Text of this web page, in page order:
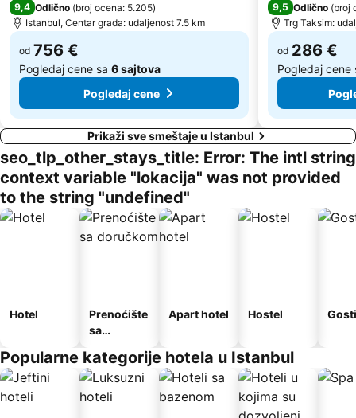
Platform Merter
9,4 Odlično (broj ocena: 5.205)
Istanbul, Centar grada: udaljenost 7.5 km
od 756 €
Pogledaj cene sa 6 sajtova
Pogledaj cene
9,5 Odlično (broj
Trg Taksim:
od 286 €
Pogledaj cene
Prikaži sve smeštaje u Istanbul
seo_tlp_other_stays_title: Error: The intl string
context variable "lokacija" was not provided
to the string "undefined"
Hotel
Prenoćište
sa
Apart hotel Hostel
Popularne kategorije hotela u Istanbul